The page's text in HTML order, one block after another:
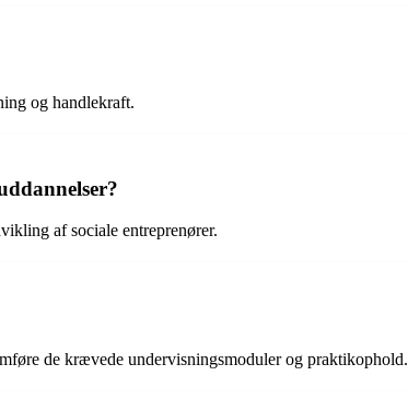
og handlekraft.
af sociale entreprenører.
de krævede undervisningsmoduler og praktikophold.